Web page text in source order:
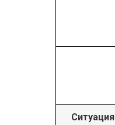
Ситуация